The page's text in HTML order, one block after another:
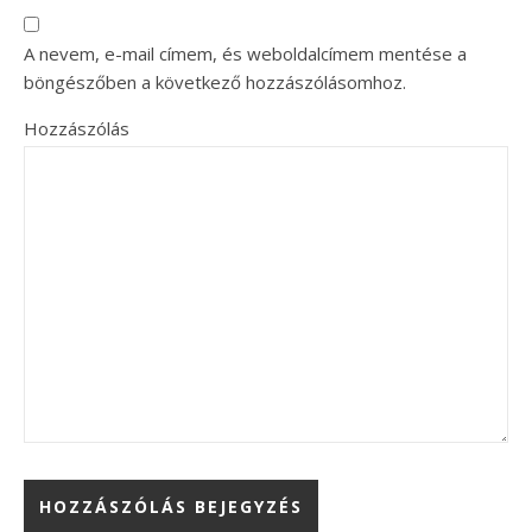
A nevem, e-mail címem, és weboldalcímem mentése a
böngészőben a következő hozzászólásomhoz.
Hozzászólás